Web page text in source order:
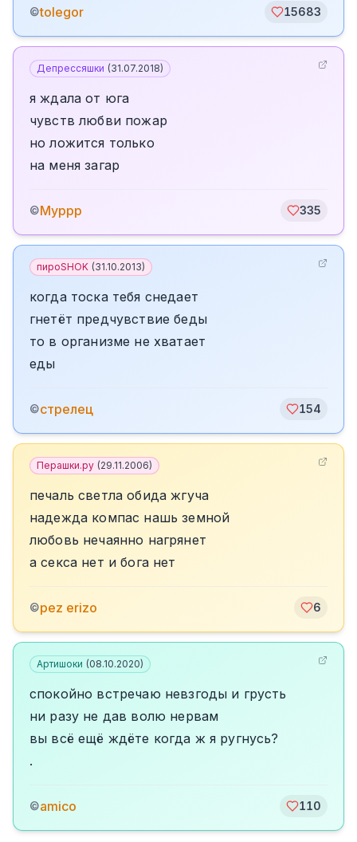
©tolegor 15683
Депрессяшки (31.07.2018)
я ждала от юга
чувств любви пожар
но ложится только
на меня загар
©Муррр 335
пироSHOK (31.10.2013)
когда тоска тебя снедает
гнетёт предчувствие беды
то в организме не хватает
еды
©стрелец 154
Перашки.ру (29.11.2006)
печаль светла обида жгуча
надежда компас нашь земной
любовь нечаянно нагрянет
а секса нет и бога нет
©pez erizo 6
Артишоки (08.10.2020)
спокойно встречаю невзгоды и грусть
ни разу не дав волю нервам
вы всё ещё ждёте когда ж я ругнусь?
.
©amico 110